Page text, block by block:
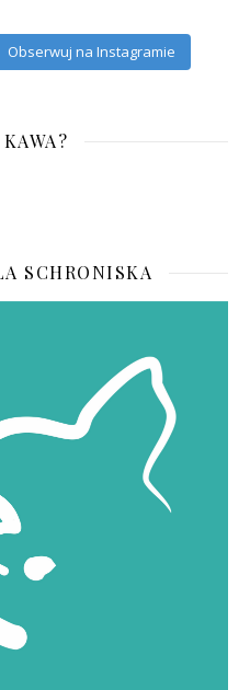
Obserwuj na Instagramie
SCHRONISKA